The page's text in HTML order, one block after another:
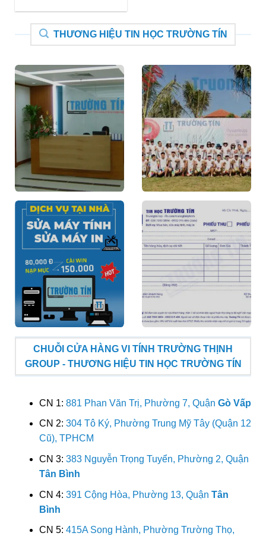
THƯƠNG HIỆU TIN HỌC TRƯỜNG TÍN
CHUỖI CỬA HÀNG VI TÍNH TRƯỜNG THỊNH
GROUP - THƯƠNG HIỆU TIN HỌC TRƯỜNG TÍN
CN 1: 881 Phan Văn Trị, Phường 7, Quận Gò Vấp
CN 2: 304 Tô Ký, Phường Trung Mỹ Tây (Quận 12
Cũ), TPHCM
CN 3: 383 Nguyễn Trọng Tuyển, Phường 2, Quận
Tân Bình
CN 4: 391 Cộng Hòa, Phường 13, Quận Tân
Bình
CN 5: 415A Song Hành, Phường Trường Thọ,